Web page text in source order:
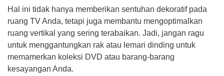
Hal ini tidak hanya memberikan sentuhan dekoratif pada
ruang TV Anda, tetapi juga membantu mengoptimalkan
ruang vertikal yang sering terabaikan. Jadi, jangan ragu
untuk menggantungkan rak atau lemari dinding untuk
memamerkan koleksi DVD atau barang-barang
kesayangan Anda.